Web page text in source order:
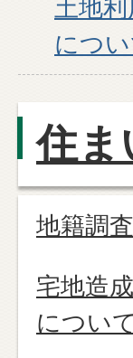
土地
につ
住ま
地籍調査
宅地造
について